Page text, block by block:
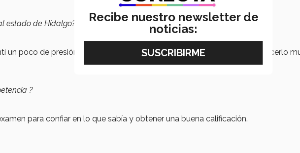
estado de Hidalgo?
un poco de presión porque pensaba: “Ya llegué hasta aquí, tengo que hacerlo
?
para confiar en lo que sabía y obtener una buena calificación.
Recibe nuestro newsletter de
noticias: